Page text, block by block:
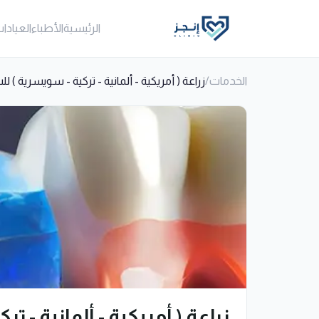
الرئيسيةالأطباء
الخدمات/زراعة ( أمريكية - ألمانية - تركية - سويسرية )